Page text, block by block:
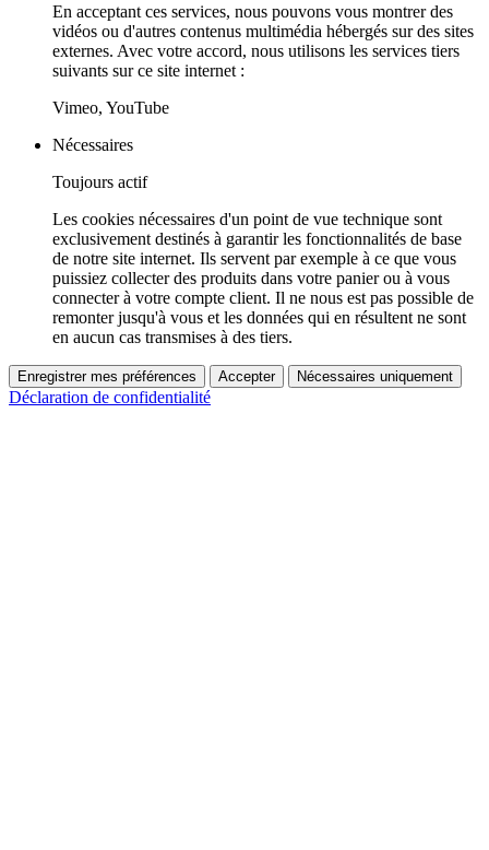
En acceptant ces services, nous pouvons vous montrer des
vidéos ou d'autres contenus multimédia hébergés sur des sites
externes. Avec votre accord, nous utilisons les services tiers
suivants sur ce site internet :
Vimeo, YouTube
Nécessaires
Toujours actif
Les cookies nécessaires d'un point de vue technique sont
exclusivement destinés à garantir les fonctionnalités de base
de notre site internet. Ils servent par exemple à ce que vous
puissiez collecter des produits dans votre panier ou à vous
connecter à votre compte client. Il ne nous est pas possible de
remonter jusqu'à vous et les données qui en résultent ne sont
en aucun cas transmises à des tiers.
Enregistrer mes préférences Accepter Nécessaires uniquement
Déclaration de confidentialité